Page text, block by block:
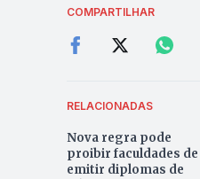
COMPARTILHAR
RELACIONADAS
Nova regra pode
proibir faculdades de
emitir diplomas de